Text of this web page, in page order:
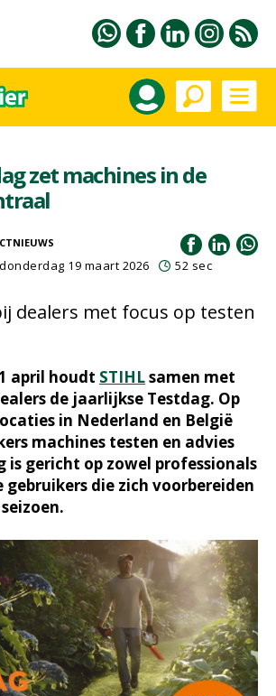
zet machines in de
19 maart 2026 52 sec
dealers met focus op testen
april houdt STIHLsamen met
de jaarlijkse Testdag. Op
in Nederland en België
machines testen en advies
is gericht op zowel professionals
die zich voorbereiden